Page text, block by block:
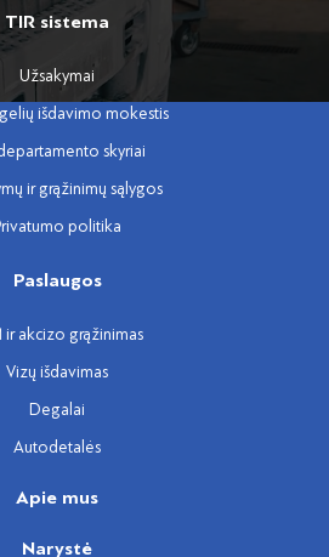
TIR sistema
Užsakymai
išdavimo mokestis
skyriai
ir grąžinimų sąlygos
politika
Paslaugos
ir akcizo grąžinimas
Vizų išdavimas
Degalai
Autodetalės
Apie mus
Narystė